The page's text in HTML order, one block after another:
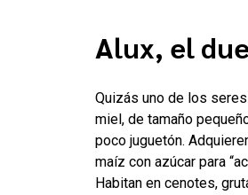
Alux, el
Quizás uno de los
miel, de tamaño
poco juguetón.
maíz con azúcar para
Habitan en cenotes,